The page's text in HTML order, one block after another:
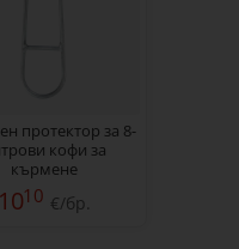
протектор за 8-
кофи за
кърмене
1010 €/бр.